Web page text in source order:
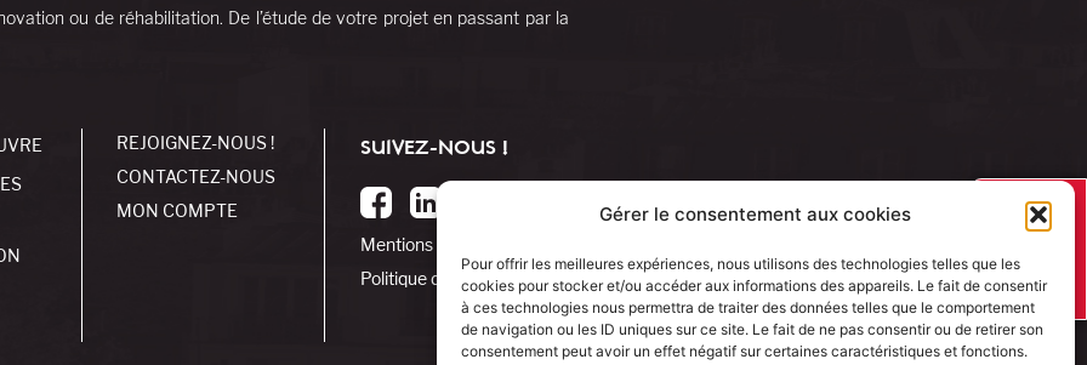
Gérer le consentement aux cookies
Pour offrir les meilleures expériences, nous utilisons des technologies telles que les
cookies pour stocker et/ou accéder aux informations des appareils. Le fait de consentir
à ces technologies nous permettra de traiter des données telles que le comportement
de navigation ou les ID uniques sur ce site. Le fait de ne pas consentir ou de retirer son
consentement peut avoir un effet négatif sur certaines caractéristiques et fonctions.
ou de réhabilitation. De l’étude de votre projet en passant par la
REJOIGNEZ-NOUS !
CONTACTEZ-NOUS
MON COMPTE
SUIVEZ-NOUS !
Mentions légales
Politique de cookies
J’AI UN
PROJET